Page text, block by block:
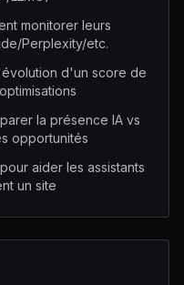
monitorer leurs
Perplexity/etc.
d'un score de
la présence IA vs
opportunités
aider les assistants
un site